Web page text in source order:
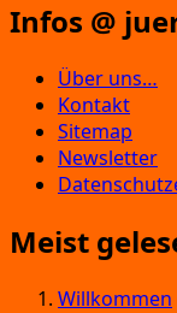
Infos @
Über uns…
Kontakt
Sitemap
Newsletter
Meist
Willkommen